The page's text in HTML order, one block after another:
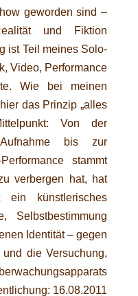
geworden sind –
und Fiktion
ist Teil meines Solo-
Video, Performance
Wie bei meinen
das Prinzip „alles
Von der
bis zur
stammt
verbergen hat, hat
ein künstlerisches
Selbstbestimmung
Identität – gegen
die Versuchung,
16.08.2011